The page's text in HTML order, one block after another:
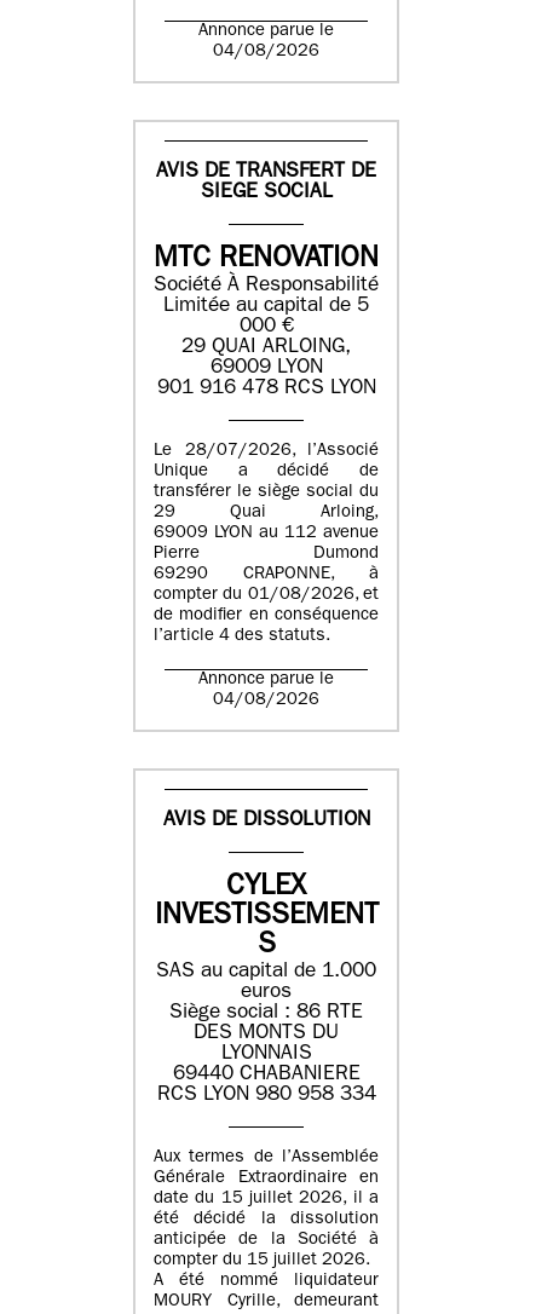
Annonce parue le
04/08/2026
AVIS DE TRANSFERT DE
SIEGE SOCIAL
MTC RENOVATION
Société À Responsabilité
Limitée au capital de 5
000 €
29 QUAI ARLOING,
69009 LYON
901 916 478 RCS LYON
Le 28/07/2026, l’Associé
Unique a décidé de
transférer le siège social du
29 Quai Arloing,
69009 LYON au 112 avenue
Pierre Dumond
69290 CRAPONNE, à
compter du 01/08/2026, et
de modifier en conséquence
l’article 4 des statuts.
Annonce parue le
04/08/2026
AVIS DE DISSOLUTION
CYLEX
INVESTISSEMENT
S
SAS au capital de 1.000
euros
Siège social : 86 RTE
DES MONTS DU
LYONNAIS
69440 CHABANIERE
RCS LYON 980 958 334
Aux termes de l’Assemblée
Générale Extraordinaire en
date du 15 juillet 2026, il a
été décidé la dissolution
anticipée de la Société à
compter du 15 juillet 2026.
A été nommé liquidateur
MOURY Cyrille, demeurant